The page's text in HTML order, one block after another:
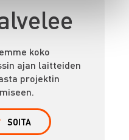
koko
ajan laitteiden
projektin
SOITA